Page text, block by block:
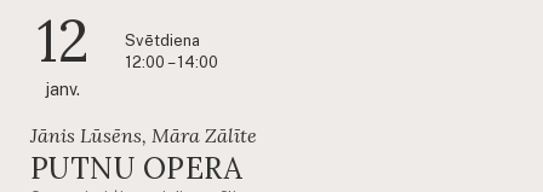
12
janv.
Svētdiena
12:00 – 14:00
Jānis Lūsēns, Māra Zālīte
PUTNU OPERA